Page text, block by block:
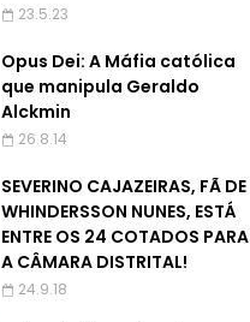
23.5.23
Opus Dei: A Máfia católica
que manipula Geraldo
Alckmin
26.8.14
SEVERINO CAJAZEIRAS, FÃ DE
WHINDERSSON NUNES, ESTÁ
ENTRE OS 24 COTADOS PARA
A CÂMARA DISTRITAL!
24.9.18